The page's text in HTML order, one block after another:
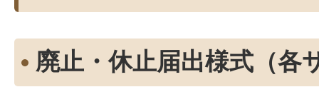
廃止・休止届出様式（各